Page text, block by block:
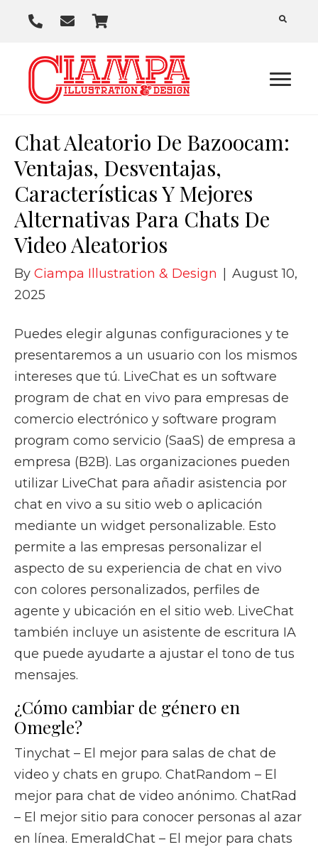
P
o
E
a
i
U
s
r
t
Chat Aleatorio De Bazoocam:
Ventajas, Desventajas,
Características Y Mejores
Alternativas Para Chats De
Video Aleatorios
By Ciampa Illustration & Design
August 10,
2025
Puedes elegir algunas configuraciones y te
presentaremos a un usuario con los mismos
intereses que tú. LiveChat es un software
program de chat en vivo para empresas de
comercio electrónico y software program
program como servicio (SaaS) de empresa a
empresa (B2B). Las organizaciones pueden
utilizar LiveChat para añadir asistencia por
chat en vivo a su sitio web o aplicación
mediante un widget personalizable. Esto
permite a las empresas personalizar el
aspecto de su experiencia de chat en vivo
con colores personalizados, perfiles de
agente y ubicación en el sitio web. LiveChat
también incluye un asistente de escritura IA
que puede ayudarte a ajustar el tono de tus
mensajes.
¿Cómo cambiar de género en
Omegle?
Tinychat – El mejor para salas de chat de
video y chats en grupo. ChatRandom – El
mejor para chat de video anónimo. ChatRad
– El mejor sitio para conocer personas al azar
en línea. EmeraldChat – El mejor para chats